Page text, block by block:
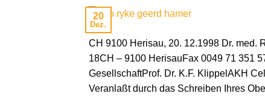
20
Dez.
CH 9100 Herisau, 20. 12.1998 Dr. med.
18CH – 9100 HerisauFax 0049 71 351
GesellschaftProf. Dr. K.F. KlippelAKH
Veranlaßt durch das Schreiben Ihres